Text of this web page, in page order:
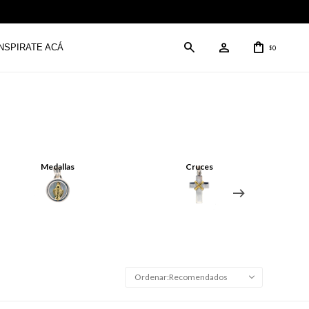
ACÁ $0
Medallas Cruces
Recomendados